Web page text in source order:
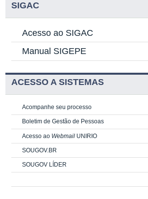
SIGAC
Acesso ao SIGAC
Manual SIGEPE
ACESSO A SISTEMAS
Acompanhe seu processo
Boletim de Gestão de Pessoas
Acesso ao Webmail UNIRIO
SOUGOV.BR
SOUGOV LÍDER